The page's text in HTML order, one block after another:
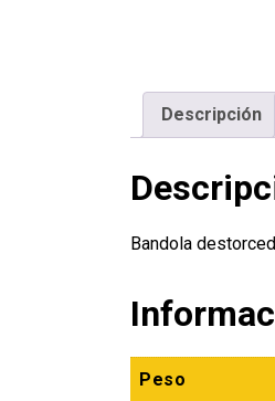
Descripción
Bandola
Peso